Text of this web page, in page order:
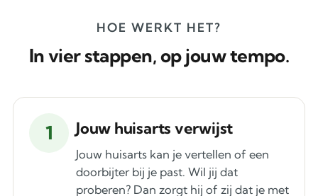
HOE WERKT HET?
In vier stappen, op jouw tempo.
1 Jouw huisarts verwijst
Jouw huisarts kan je vertellen of een
doorbijter bij je past. Wil jij dat
proberen? Dan zorgt hij of zij dat je met